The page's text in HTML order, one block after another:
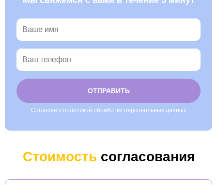
Согласен с политикой обработки персональных данных
Стоимость согласования